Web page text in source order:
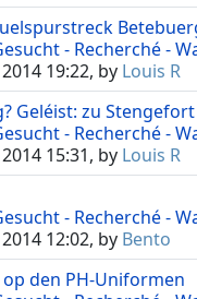
- Recherché -
19:22, by Louis R
Geléist: zu Stengefort
- Recherché -
15:31, by Louis R
- Recherché -
12:02, by Bento
den PH-Uniformen